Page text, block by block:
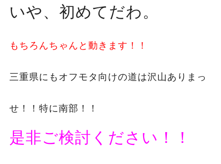
いや、初めてだわ。
もちろんちゃんと動きます！！
三重県にもオフモタ向けの道は沢山ありまっ
せ！！特に南部！！
是非ご検討ください！！